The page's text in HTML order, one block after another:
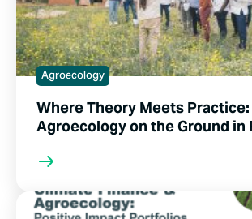
Agroecology
Where Theory Meets Practice:
Agroecology on the Ground in